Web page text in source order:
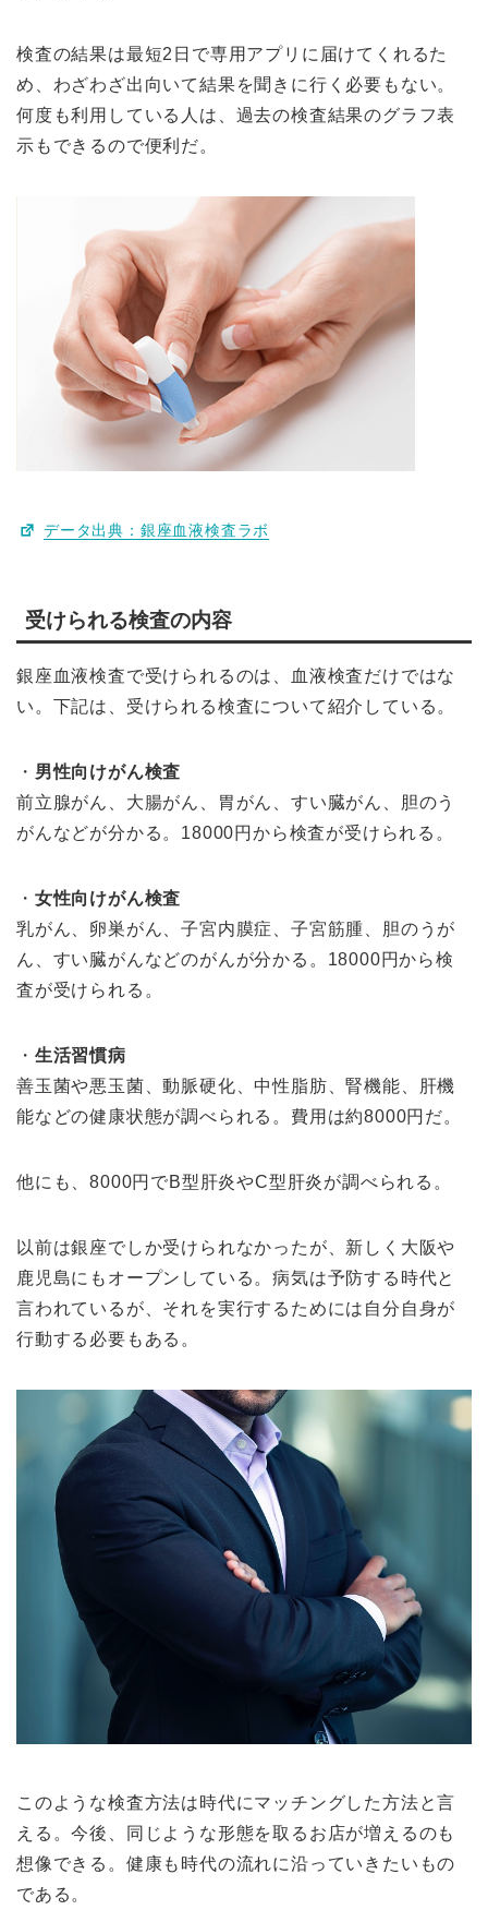
検査の結果は最短2日で専用アプリに届けてくれるた
め、わざわざ出向いて結果を聞きに行く必要もない。
何度も利用している人は、過去の検査結果のグラフ表
示もできるので便利だ。
データ出典：銀座血液検査ラボ
受けられる検査の内容
銀座血液検査で受けられるのは、血液検査だけではな
い。下記は、受けられる検査について紹介している。
・ 男性向けがん検査
前立腺がん、大腸がん、胃がん、すい臓がん、胆のう
がんなどが分かる。18000円から検査が受けられる。
・ 女性向けがん検査
乳がん、卵巣がん、子宮内膜症、子宮筋腫、胆のうが
ん、すい臓がんなどのがんが分かる。18000円から検
査が受けられる。
・ 生活習慣病
善玉菌や悪玉菌、動脈硬化、中性脂肪、腎機能、肝機
能などの健康状態が調べられる。費用は約8000円だ。
他にも、8000円でB型肝炎やC型肝炎が調べられる。
以前は銀座でしか受けられなかったが、新しく大阪や
鹿児島にもオープンしている。病気は予防する時代と
言われているが、それを実行するためには自分自身が
行動する必要もある。
このような検査方法は時代にマッチングした方法と言
える。今後、同じような形態を取るお店が増えるのも
想像できる。健康も時代の流れに沿っていきたいもの
である。